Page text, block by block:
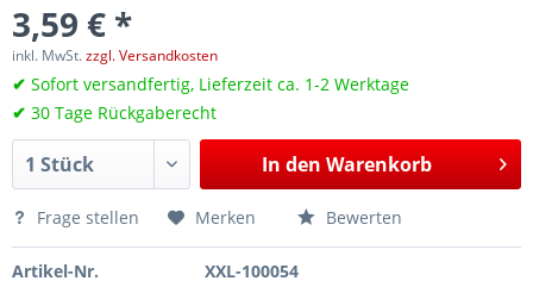
3,59 € *
inkl. MwSt.zzgl. Versandkosten
✔ Sofort versandfertig, Lieferzeit ca. 1-2 Werktage
✔ 30 Tage Rückgaberecht
In den Warenkorb
Frage stellen Merken Bewerten
Artikel-Nr.
XXL-100054